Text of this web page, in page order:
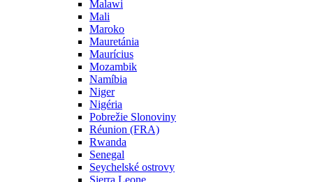
Malawi
Mali
Maroko
Mauretánia
Maurícius
Mozambik
Namíbia
Niger
Nigéria
Pobrežie Slonoviny
Réunion (FRA)
Rwanda
Senegal
Seychelské ostrovy
Sierra Leone